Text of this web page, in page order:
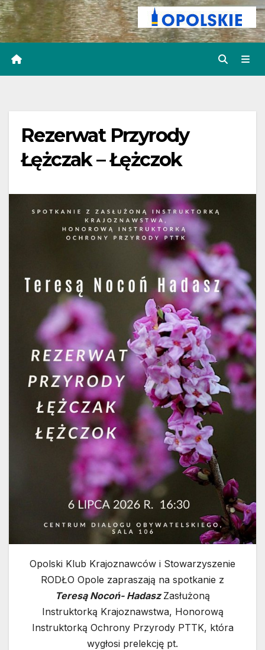
Rezerwat Przyrody
Łężczak – Łężczok
Opolski Klub Krajoznawców i Stowarzyszenie
RODŁO Opole zapraszają na spotkanie z
Teresą Nocoń- HadaszZasłużoną
Instruktorką Krajoznawstwa, Honorową
Instruktorką Ochrony Przyrody PTTK, która
wygłosi prelekcję pt.